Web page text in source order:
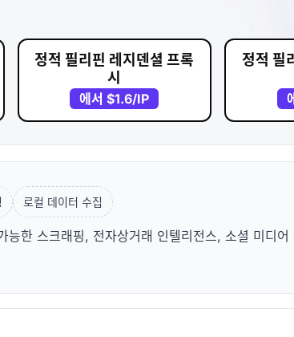
정적 필리핀 레지덴셜 프록
시
에서$1.6/IP
정적 필
로컬 데이터 수집
한 스크래핑, 전자상거래 인텔리전스, 소셜 미디